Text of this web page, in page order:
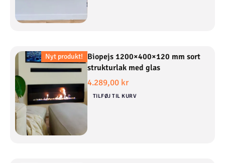
Nyt produkt!
Nyt produkt!
Biopejs 1200×400×120 mm sort
strukturlak med glas
4.289,00 kr
TILFØJ TIL KURV